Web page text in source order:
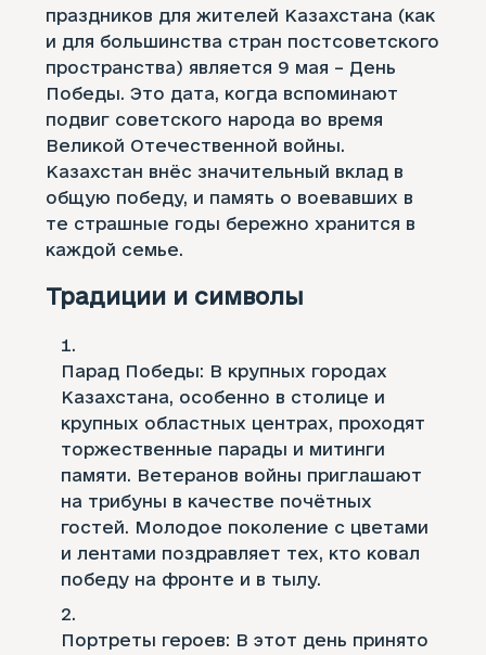
праздников для жителей Казахстана (как
и для большинства стран постсоветского
пространства) является 9 мая – День
Победы. Это дата, когда вспоминают
подвиг советского народа во время
Великой Отечественной войны.
Казахстан внёс значительный вклад в
общую победу, и память о воевавших в
те страшные годы бережно хранится в
каждой семье.
Традиции и символы
Парад Победы: В крупных городах
Казахстана, особенно в столице и
крупных областных центрах, проходят
торжественные парады и митинги
памяти. Ветеранов войны приглашают
на трибуны в качестве почётных
гостей. Молодое поколение с цветами
и лентами поздравляет тех, кто ковал
победу на фронте и в тылу.
Портреты героев: В этот день принято